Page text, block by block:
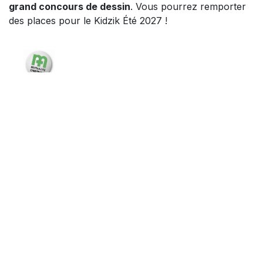
grand concours de dessin. Vous pourrez remporter
des places pour le Kidzik Été 2027 !